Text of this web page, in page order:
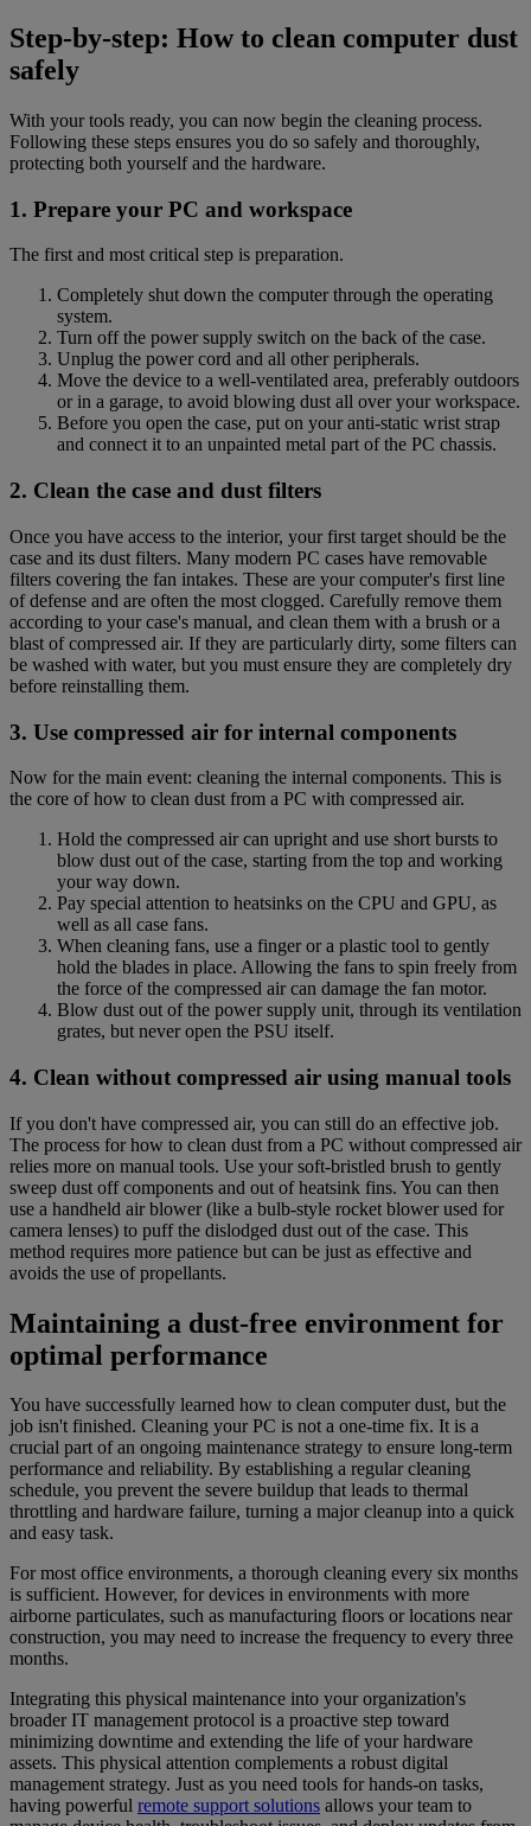
Step-by-step: How to clean computer dust
safely
With your tools ready, you can now begin the cleaning process.
Following these steps ensures you do so safely and thoroughly,
protecting both yourself and the hardware.
1. Prepare your PC and workspace
The first and most critical step is preparation.
Completely shut down the computer through the operating
system.
Turn off the power supply switch on the back of the case.
Unplug the power cord and all other peripherals.
Move the device to a well-ventilated area, preferably outdoors
or in a garage, to avoid blowing dust all over your workspace.
Before you open the case, put on your anti-static wrist strap
and connect it to an unpainted metal part of the PC chassis.
2. Clean the case and dust filters
Once you have access to the interior, your first target should be the
case and its dust filters. Many modern PC cases have removable
filters covering the fan intakes. These are your computer's first line
of defense and are often the most clogged. Carefully remove them
according to your case's manual, and clean them with a brush or a
blast of compressed air. If they are particularly dirty, some filters can
be washed with water, but you must ensure they are completely dry
before reinstalling them.
3. Use compressed air for internal components
Now for the main event: cleaning the internal components. This is
the core of how to clean dust from a PC with compressed air.
Hold the compressed air can upright and use short bursts to
blow dust out of the case, starting from the top and working
your way down.
Pay special attention to heatsinks on the CPU and GPU, as
well as all case fans.
When cleaning fans, use a finger or a plastic tool to gently
hold the blades in place. Allowing the fans to spin freely from
the force of the compressed air can damage the fan motor.
Blow dust out of the power supply unit, through its ventilation
grates, but never open the PSU itself.
4. Clean without compressed air using manual tools
If you don't have compressed air, you can still do an effective job.
The process for how to clean dust from a PC without compressed air
relies more on manual tools. Use your soft-bristled brush to gently
sweep dust off components and out of heatsink fins. You can then
use a handheld air blower (like a bulb-style rocket blower used for
camera lenses) to puff the dislodged dust out of the case. This
method requires more patience but can be just as effective and
avoids the use of propellants.
Maintaining a dust-free environment for
optimal performance
You have successfully learned how to clean computer dust, but the
job isn't finished. Cleaning your PC is not a one-time fix. It is a
crucial part of an ongoing maintenance strategy to ensure long-term
performance and reliability. By establishing a regular cleaning
schedule, you prevent the severe buildup that leads to thermal
throttling and hardware failure, turning a major cleanup into a quick
and easy task.
For most office environments, a thorough cleaning every six months
is sufficient. However, for devices in environments with more
airborne particulates, such as manufacturing floors or locations near
construction, you may need to increase the frequency to every three
months.
Integrating this physical maintenance into your organization's
broader IT management protocol is a proactive step toward
minimizing downtime and extending the life of your hardware
assets. This physical attention complements a robust digital
management strategy. Just as you need tools for hands-on tasks,
having powerful remote support solutions allows your team to